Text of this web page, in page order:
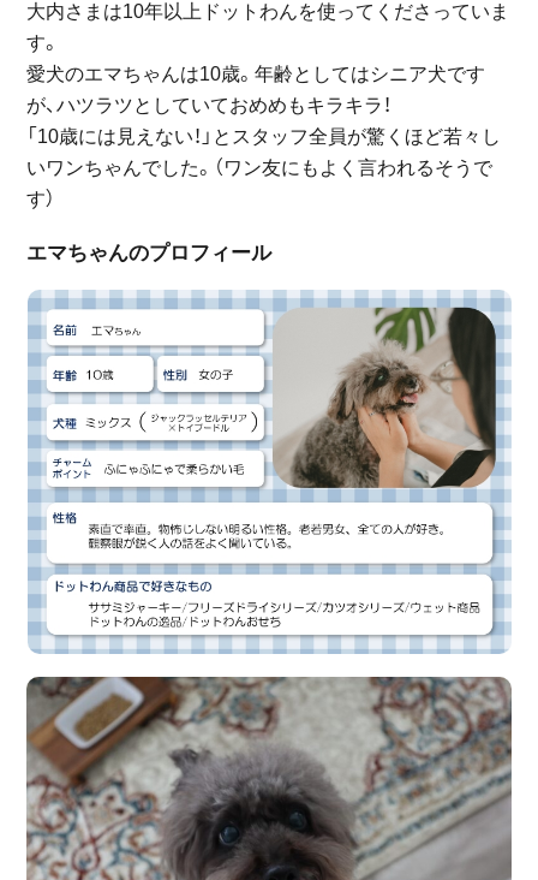
大内さまは10年以上ドットわんを使ってくださっていま
す。
愛犬のエマちゃんは10歳。年齢としてはシニア犬です
が、ハツラツとしていておめめもキラキラ！
「10歳には見えない！」とスタッフ全員が驚くほど若々し
いワンちゃんでした。（ワン友にもよく言われるそうで
す）
エマちゃんのプロフィール